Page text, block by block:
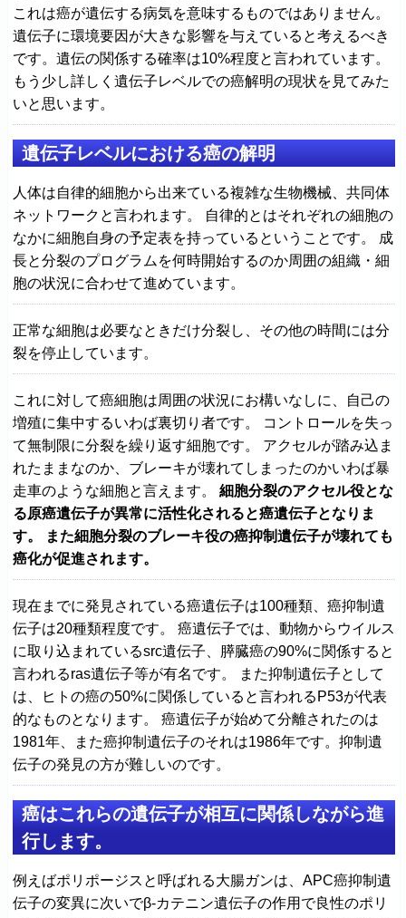
これは癌が遺伝する病気を意味するものではありません。
遺伝子に環境要因が大きな影響を与えていると考えるべき
です。遺伝の関係する確率は10%程度と言われています。
もう少し詳しく遺伝子レベルでの癌解明の現状を見てみた
いと思います。
遺伝子レベルにおける癌の解明
人体は自律的細胞から出来ている複雑な生物機械、共同体
ネットワークと言われます。 自律的とはそれぞれの細胞の
なかに細胞自身の予定表を持っているということです。 成
長と分裂のプログラムを何時開始するのか周囲の組織・細
胞の状況に合わせて進めています。
正常な細胞は必要なときだけ分裂し、その他の時間には分
裂を停止しています。
これに対して癌細胞は周囲の状況にお構いなしに、自己の
増殖に集中するいわば裏切り者です。 コントロールを失っ
て無制限に分裂を繰り返す細胞です。 アクセルが踏み込ま
れたままなのか、ブレーキが壊れてしまったのかいわば暴
走車のような細胞と言えます。 細胞分裂のアクセル役とな
る原癌遺伝子が異常に活性化されると癌遺伝子となりま
す。 また細胞分裂のブレーキ役の癌抑制遺伝子が壊れても
癌化が促進されます。
現在までに発見されている癌遺伝子は100種類、癌抑制遺
伝子は20種類程度です。 癌遺伝子では、動物からウイルス
に取り込まれているsrc遺伝子、膵臓癌の90%に関係すると
言われるras遺伝子等が有名です。 また抑制遺伝子として
は、ヒトの癌の50%に関係していると言われるP53が代表
的なものとなります。 癌遺伝子が始めて分離されたのは
1981年、また癌抑制遺伝子のそれは1986年です。抑制遺
伝子の発見の方が難しいのです。
癌はこれらの遺伝子が相互に関係しながら進
行します。
例えばポリポージスと呼ばれる大腸ガンは、APC癌抑制遺
伝子の変異に次いでβ-カテニン遺伝子の作用で良性のポリ